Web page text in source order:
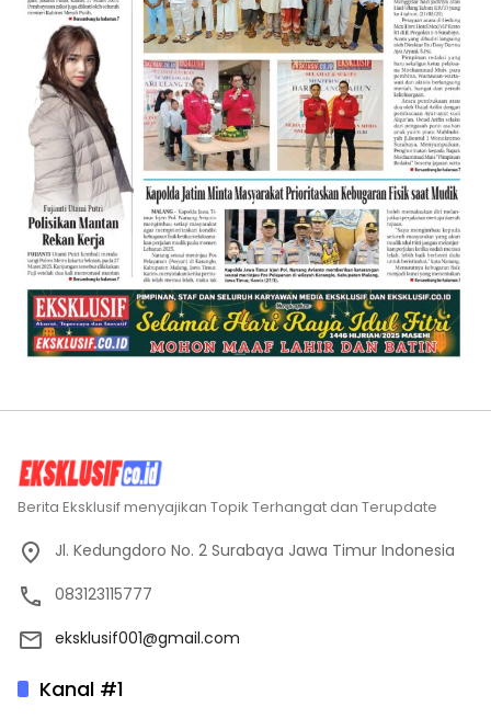
Berita Eksklusif menyajikan Topik Terhangat dan Terupdate
Jl. Kedungdoro No. 2 Surabaya Jawa Timur Indonesia
083123115777
eksklusif001@gmail.com
Kanal #1